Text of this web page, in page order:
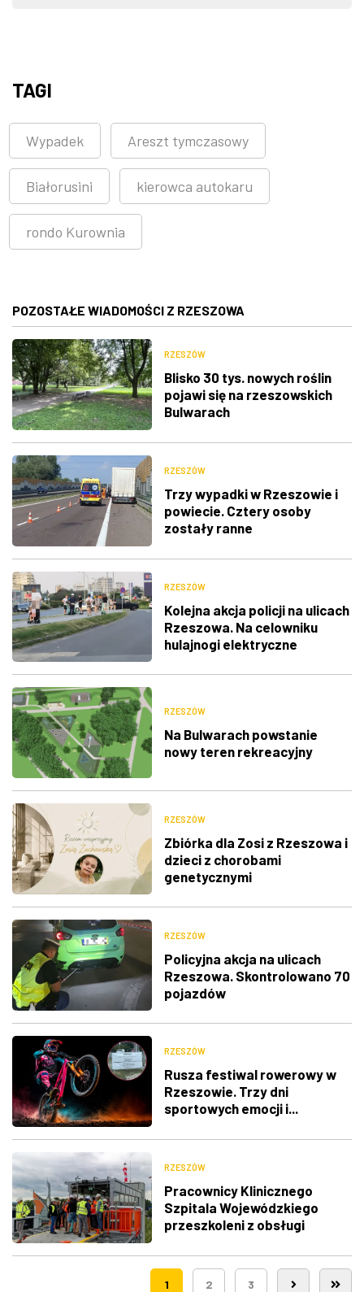
TAGI
Wypadek Areszt tymczasowy
Białorusini kierowca autokaru
rondo Kurownia
POZOSTAŁE WIADOMOŚCI Z RZESZOWA
RZESZÓW
Blisko 30 tys. nowych roślin
pojawi się na rzeszowskich
Bulwarach
RZESZÓW
Trzy wypadki w Rzeszowie i
powiecie. Cztery osoby
zostały ranne
RZESZÓW
Kolejna akcja policji na ulicach
Rzeszowa. Na celowniku
hulajnogi elektryczne
RZESZÓW
Na Bulwarach powstanie
nowy teren rekreacyjny
RZESZÓW
Zbiórka dla Zosi z Rzeszowa i
dzieci z chorobami
genetycznymi
RZESZÓW
Policyjna akcja na ulicach
Rzeszowa. Skontrolowano 70
pojazdów
RZESZÓW
Rusza festiwal rowerowy w
Rzeszowie. Trzy dni
sportowych emocji i...
RZESZÓW
Pracownicy Klinicznego
Szpitala Wojewódzkiego
przeszkoleni z obsługi
śmigłowców LPR
1 2 3